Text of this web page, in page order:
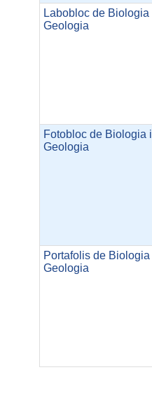
Labobloc de Biologia
Geologia
Fotobloc de Biologia i
Geologia
Portafolis de Biologia
Geologia